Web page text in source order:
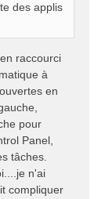
des applis
raccourci
à
en
pour
Panel,
tâches.
n'ai
compliquer